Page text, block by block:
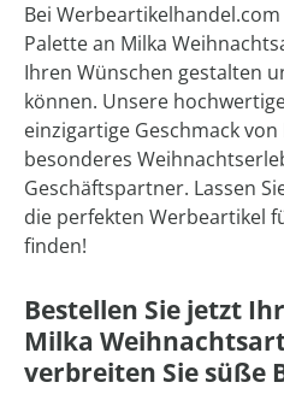
Bei
Palette an Milka
Ihren Wünschen gestalten
können. Unsere
einzigartige Geschmack
besonderes
Geschäftspartner. Lassen
die perfekten Werbeartikel
finden!
Bestellen Sie jetzt
Milka
verbreiten Sie süße